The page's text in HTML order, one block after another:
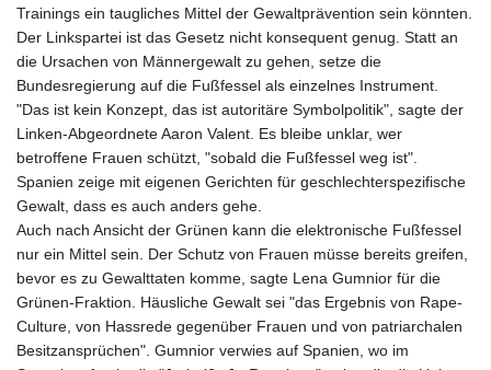
Trainings ein taugliches Mittel der Gewaltprävention sein könnten.
Der Linkspartei ist das Gesetz nicht konsequent genug. Statt an
die Ursachen von Männergewalt zu gehen, setze die
Bundesregierung auf die Fußfessel als einzelnes Instrument.
"Das ist kein Konzept, das ist autoritäre Symbolpolitik", sagte der
Linken-Abgeordnete Aaron Valent. Es bleibe unklar, wer
betroffene Frauen schützt, "sobald die Fußfessel weg ist".
Spanien zeige mit eigenen Gerichten für geschlechterspezifische
Gewalt, dass es auch anders gehe.
Auch nach Ansicht der Grünen kann die elektronische Fußfessel
nur ein Mittel sein. Der Schutz von Frauen müsse bereits greifen,
bevor es zu Gewalttaten komme, sagte Lena Gumnior für die
Grünen-Fraktion. Häusliche Gewalt sei "das Ergebnis von Rape-
Culture, von Hassrede gegenüber Frauen und von patriarchalen
Besitzansprüchen". Gumnior verwies auf Spanien, wo im